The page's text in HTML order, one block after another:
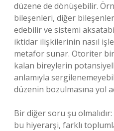
düzene de dönüşebilir.
bileşenleri, diğer
edebilir ve sistemi
iktidar ilişkilerinin nasıl
metafor sunar. Otoriter bir
kalan bireylerin
anlamıyla
düzenin bozulmasına yol
Bir diğer soru şu
bu hiyerarşi, farklı